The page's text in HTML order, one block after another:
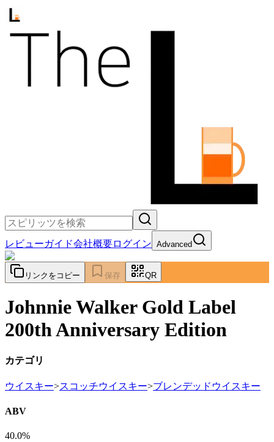
レビューガイド会社概要ログイン Advanced
リンクをコピー 保存 QR
Johnnie Walker Gold Label
200th Anniversary Edition
カテゴリ
ウイスキー>スコッチウイスキー>ブレンデッドウイスキー
ABV
40.0%